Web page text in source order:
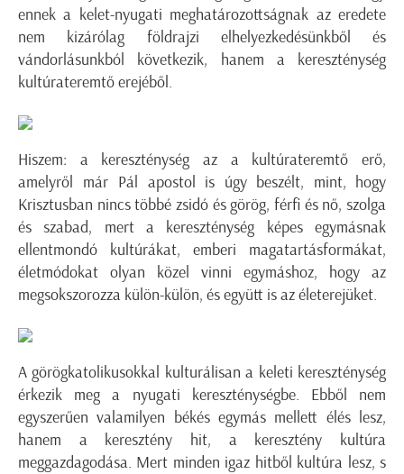
ennek a kelet-nyugati meghatározottságnak az eredete
nem kizárólag földrajzi elhelyezkedésünkből és
vándorlásunkból következik, hanem a kereszténység
kultúrateremtő erejéből.
Hiszem: a kereszténység az a kultúrateremtő erő,
amelyről már Pál apostol is úgy beszélt, mint, hogy
Krisztusban nincs többé zsidó és görög, férfi és nő, szolga
és szabad, mert a kereszténység képes egymásnak
ellentmondó kultúrákat, emberi magatartásformákat,
életmódokat olyan közel vinni egymáshoz, hogy az
megsokszorozza külön-külön, és együtt is az életerejüket.
A görögkatolikusokkal kulturálisan a keleti kereszténység
érkezik meg a nyugati kereszténységbe. Ebből nem
egyszerűen valamilyen békés egymás mellett élés lesz,
hanem a keresztény hit, a keresztény kultúra
meggazdagodása. Mert minden igaz hitből kultúra lesz, s